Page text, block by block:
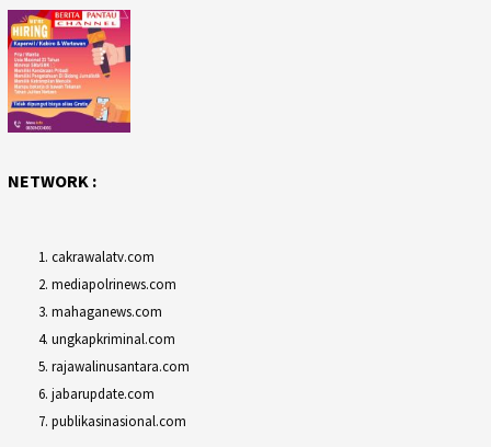
NETWORK :
cakrawalatv.com
mediapolrinews.com
mahaganews.com
ungkapkriminal.com
rajawalinusantara.com
jabarupdate.com
publikasinasional.com